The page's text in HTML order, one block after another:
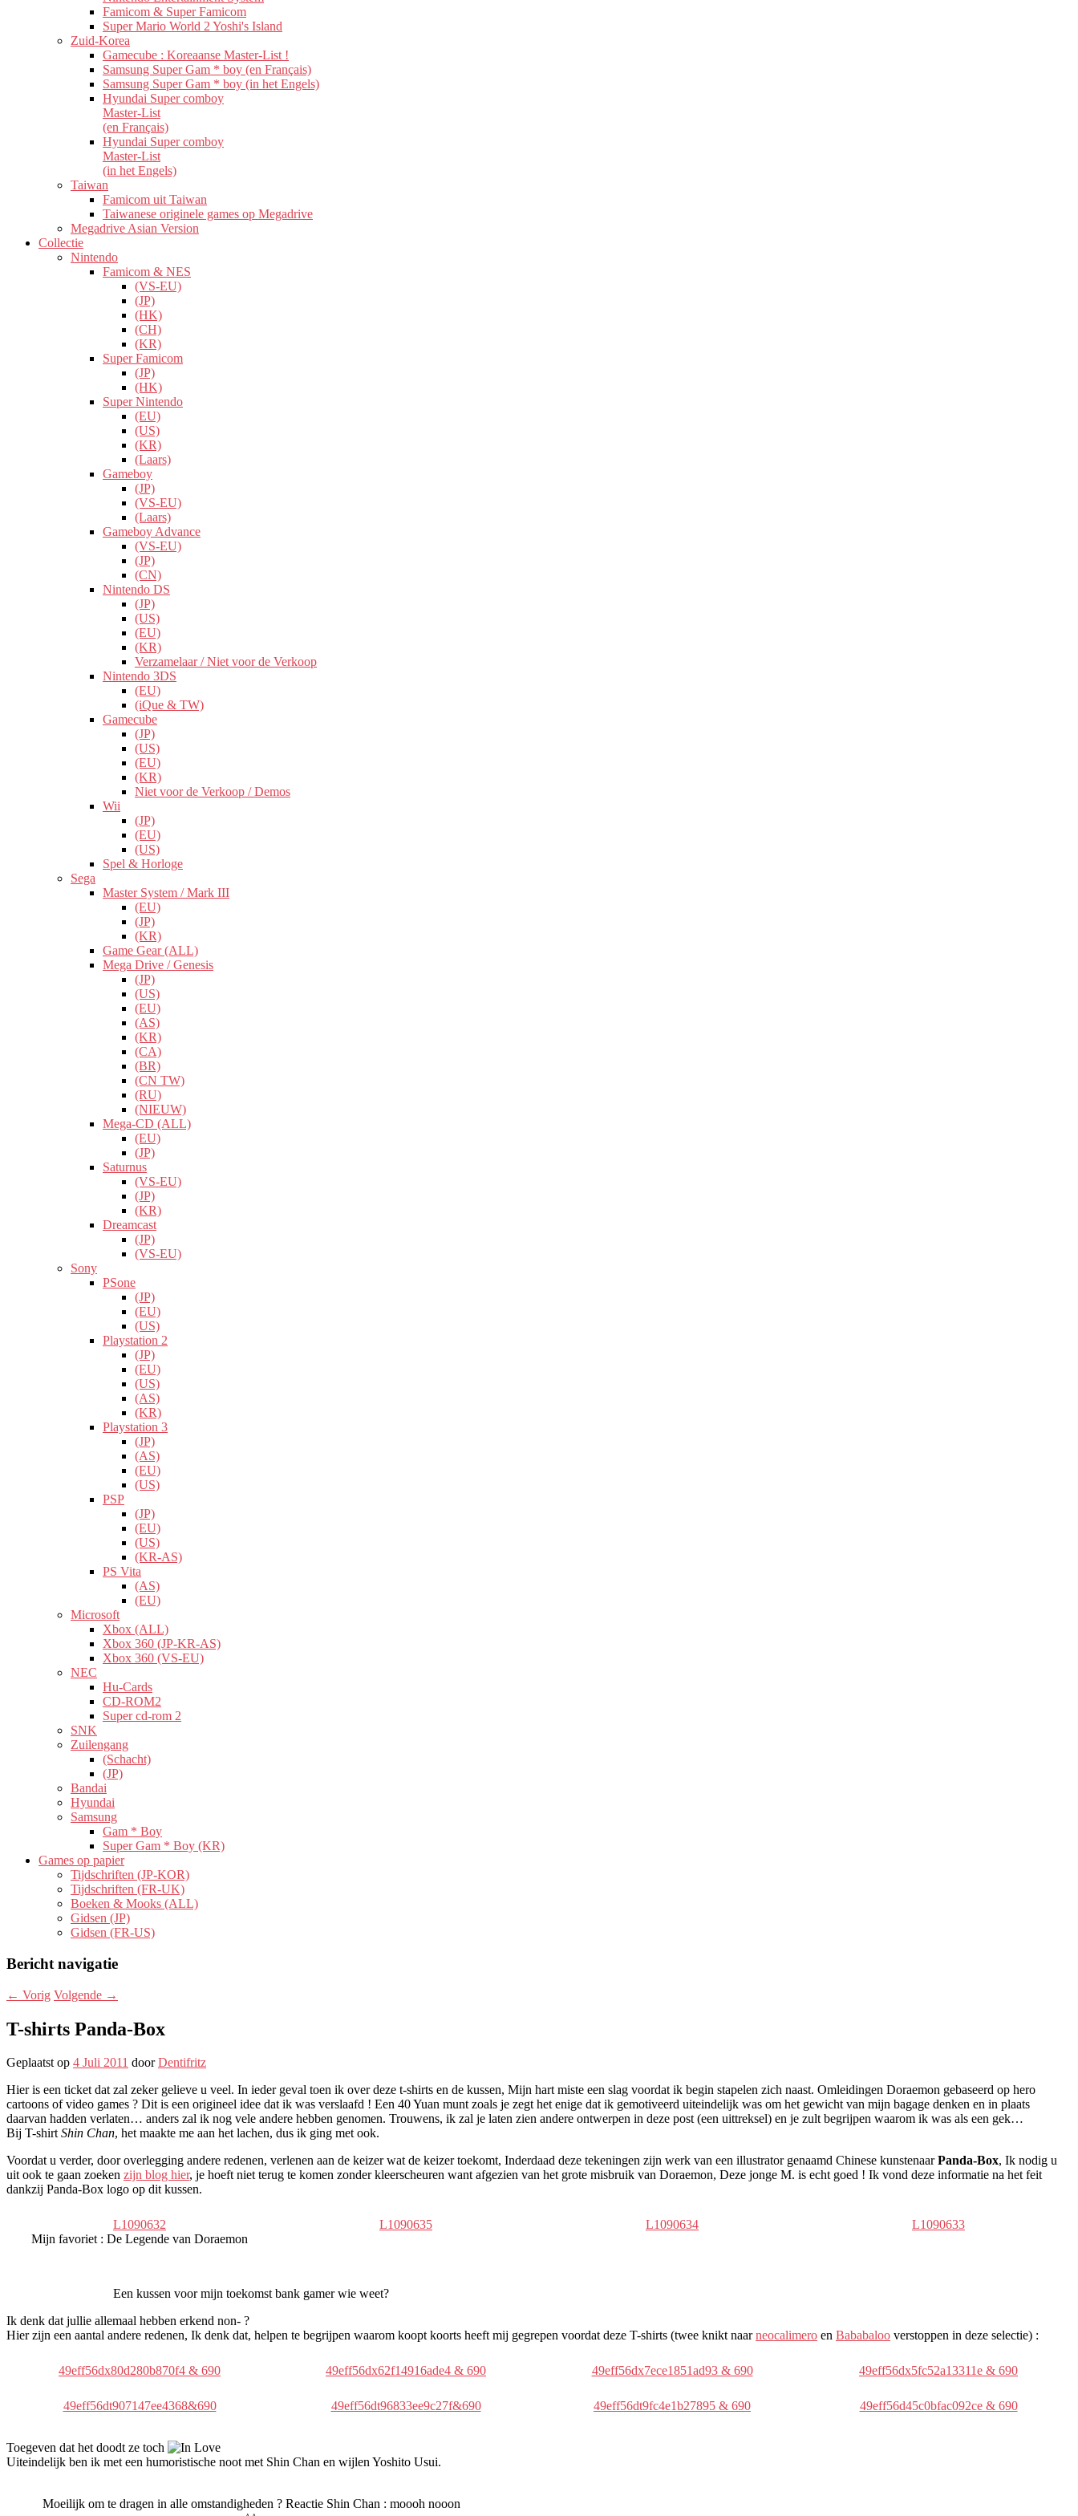
Famicom & Super Famicom
Super Mario World 2 Yoshi's Island
Zuid-Korea
Gamecube : Koreaanse Master-List !
Samsung Super Gam * boy (en Français)
Samsung Super Gam * boy (in het Engels)
Hyundai Super comboy
Master-List
(en Français)
Hyundai Super comboy
Master-List
(in het Engels)
Taiwan
Famicom uit Taiwan
Taiwanese originele games op Megadrive
Megadrive Asian Version
Collectie
Nintendo
Famicom & NES
(VS-EU)
(JP)
(HK)
(CH)
(KR)
Super Famicom
(JP)
(HK)
Super Nintendo
(EU)
(US)
(KR)
(Laars)
Gameboy
(JP)
(VS-EU)
(Laars)
Gameboy Advance
(VS-EU)
(JP)
(CN)
Nintendo DS
(JP)
(US)
(EU)
(KR)
Verzamelaar / Niet voor de Verkoop
Nintendo 3DS
(EU)
(iQue & TW)
Gamecube
(JP)
(US)
(EU)
(KR)
Niet voor de Verkoop / Demos
Wii
(JP)
(EU)
(US)
Spel & Horloge
Sega
Master System / Mark III
(EU)
(JP)
(KR)
Game Gear (ALL)
Mega Drive / Genesis
(JP)
(US)
(EU)
(AS)
(KR)
(CA)
(BR)
(CN TW)
(RU)
(NIEUW)
Mega-CD (ALL)
(EU)
(JP)
Saturnus
(VS-EU)
(JP)
(KR)
Dreamcast
(JP)
(VS-EU)
Sony
PSone
(JP)
(EU)
(US)
Playstation 2
(JP)
(EU)
(US)
(AS)
(KR)
Playstation 3
(JP)
(AS)
(EU)
(US)
PSP
(JP)
(EU)
(US)
(KR-AS)
PS Vita
(AS)
(EU)
Microsoft
Xbox (ALL)
Xbox 360 (JP-KR-AS)
Xbox 360 (VS-EU)
NEC
Hu-Cards
CD-ROM2
Super cd-rom 2
SNK
Zuilengang
(Schacht)
(JP)
Bandai
Hyundai
Samsung
Gam * Boy
Super Gam * Boy (KR)
Games op papier
Tijdschriften (JP-KOR)
Tijdschriften (FR-UK)
Boeken & Mooks (ALL)
Gidsen (JP)
Gidsen (FR-US)
Bericht navigatie
← Vorig Volgende →
T-shirts Panda-Box
Geplaatst op 4 Juli 2011 doorDentifritz
Hier is een ticket dat zal zeker gelieve u veel. In ieder geval toen ik over deze t-shirts en de kussen, Mijn hart miste een slag voordat ik begin stapelen zich naast. Omleidingen Doraemon gebaseerd op hero
cartoons of video games ? Dit is een origineel idee dat ik was verslaafd ! Een 40 Yuan munt zoals je zegt het enige dat ik gemotiveerd uiteindelijk was om het gewicht van mijn bagage denken en in plaats
daarvan hadden verlaten… anders zal ik nog vele andere hebben genomen. Trouwens, ik zal je laten zien andere ontwerpen in deze post (een uittreksel) en je zult begrijpen waarom ik was als een gek…
Bij T-shirtShin Chan, het maakte me aan het lachen, dus ik ging met ook.
Voordat u verder, door overlegging andere redenen, verlenen aan de keizer wat de keizer toekomt, Inderdaad deze tekeningen zijn werk van een illustrator genaamd Chinese kunstenaarPanda-Box, Ik nodig u
uit ook te gaan zoeken zijn blog hier, je hoeft niet terug te komen zonder kleerscheuren want afgezien van het grote misbruik van Doraemon, Deze jonge M. is echt goed ! Ik vond deze informatie na het feit
dankzij Panda-Box logo op dit kussen.
L1090632
Mijn favoriet : De Legende van Doraemon
L1090635 L1090634 L1090633
Een kussen voor mijn toekomst bank gamer wie weet?
Ik denk dat jullie allemaal hebben erkend non- ?
Hier zijn een aantal andere redenen, Ik denk dat, helpen te begrijpen waarom koopt koorts heeft mij gegrepen voordat deze T-shirts (twee knikt naarneocalimero en Bababaloo verstoppen in deze selectie) :
49eff56dx80d280b870f4 & 690 49eff56dx62f14916ade4 & 690 49eff56dx7ece1851ad93 & 690 49eff56dx5fc52a13311e & 690
49eff56dt907147ee4368&690 49eff56dt96833ee9c27f&690 49eff56dt9fc4e1b27895 & 690 49eff56d45c0bfac092ce & 690
Toegeven dat het doodt ze toch
Uiteindelijk ben ik met een humoristische noot met Shin Chan en wijlen Yoshito Usui.
Moeilijk om te dragen in alle omstandigheden ? Reactie Shin Chan : moooh nooon